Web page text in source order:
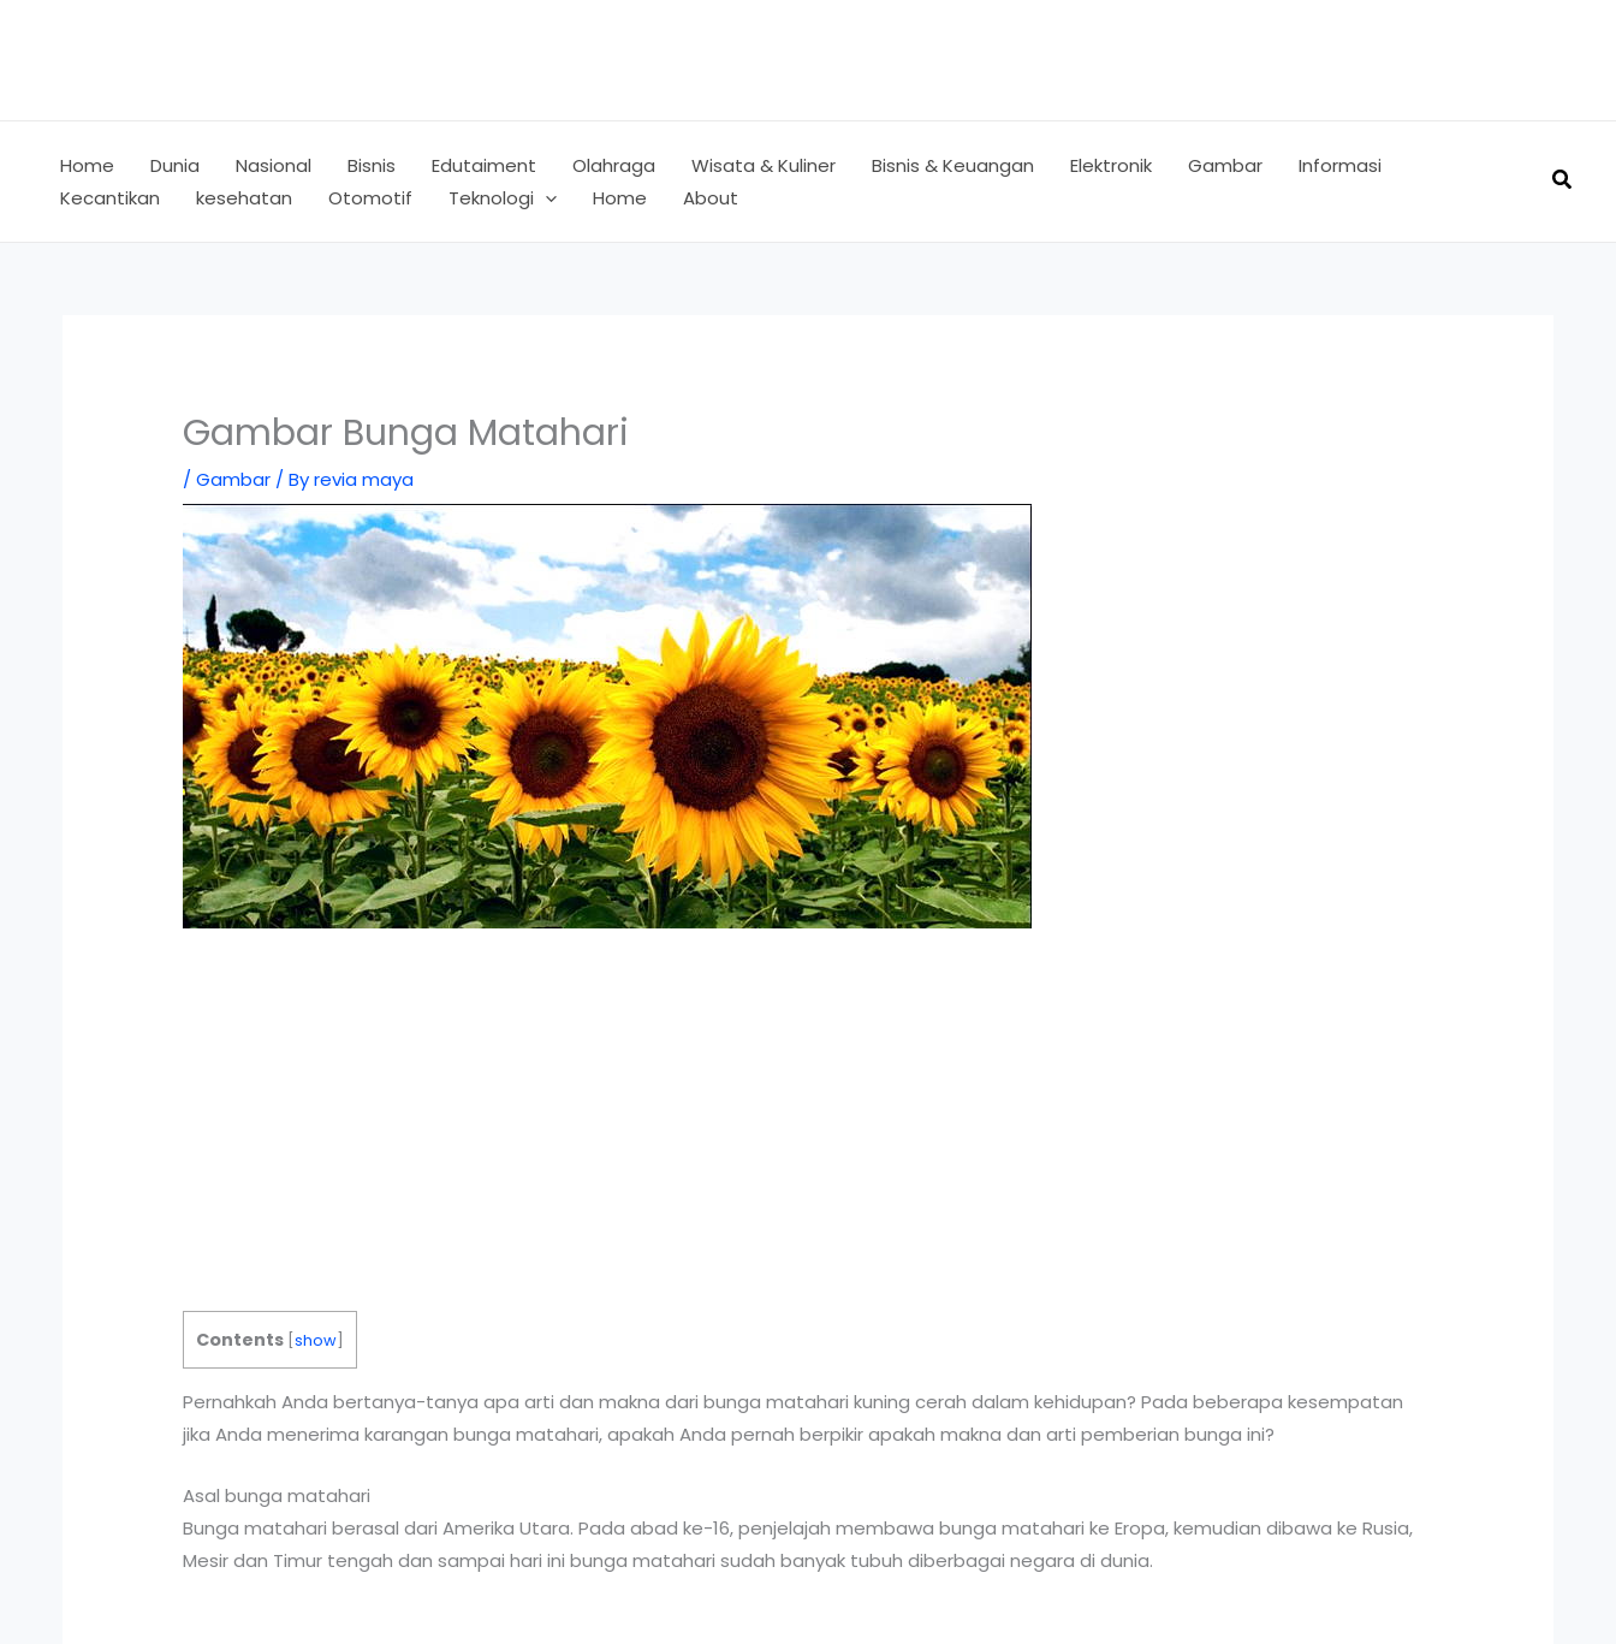
Home Dunia Nasional Bisnis Edutaiment Olahraga Wisata & Kuliner Bisnis & Keuangan Elektronik Gambar
Informasi
Kecantikan
kesehatan Otomotif Teknologi Home About
Gambar Bunga Matahari
/Gambar / Byrevia maya
Contents [show
Pernahkah Anda bertanya-tanya apa arti dan makna dari bunga matahari kuning cerah dalam kehidupan? Pada beberapa kesempatan
jika Anda menerima karangan bunga matahari, apakah Anda pernah berpikir apakah makna dan arti pemberian bunga ini?
Asal bunga matahari
Bunga matahari berasal dari Amerika Utara. Pada abad ke-16, penjelajah membawa bunga matahari ke Eropa, kemudian dibawa ke Rusia,
Mesir dan Timur tengah dan sampai hari ini bunga matahari sudah banyak tubuh diberbagai negara di dunia.